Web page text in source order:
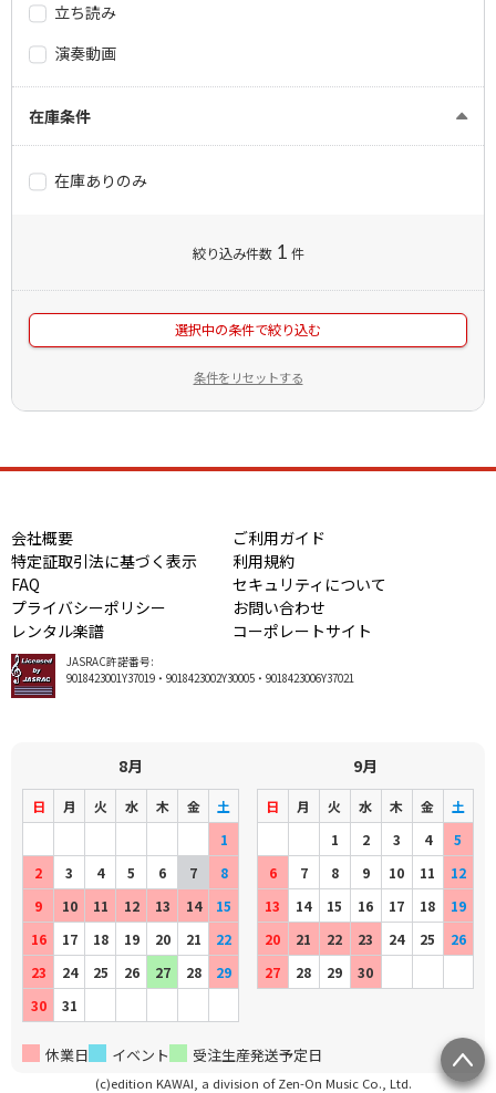
立ち読み
演奏動画
在庫条件
在庫ありのみ
絞り込み件数 1 件
選択中の条件で絞り込む
条件をリセットする
会社概要
ご利用ガイド
特定証取引法に基づく表示
利用規約
FAQ
セキュリティについて
プライバシーポリシー
お問い合わせ
レンタル楽譜
コーポレートサイト
JASRAC許諾番号:
9018423001Y37019・9018423002Y30005・9018423006Y37021
8月
日 月 火 水 木 金
土
1
2
3 4 5 6 7
8
9
10 11 12 13 14
15
16
17 18 19 20 21
22
23
24 25 26 27 28
29
30
31
9月
日 月 火 水 木 金
土
1
2 3 4
5
6
7 8 9 10 11
12
13
14 15 16 17 18
19
20
21 22 23 24 25
26
27
28 29 30
休業日 イベント 受注生産発送予定日
(c)edition KAWAI, a division of Zen-On Music Co., Ltd.